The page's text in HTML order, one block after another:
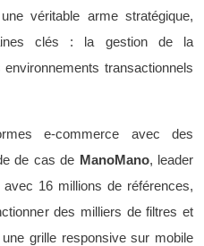
véritable arme stratégique,
clés : la gestion de la
transactionnels
e-commerce avec des
de cas de ManoMano, leader
16 millions de références,
des milliers de filtres et
grille responsive sur mobile